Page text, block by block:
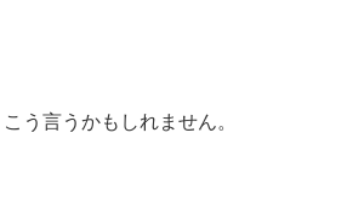
う言うかもしれません。